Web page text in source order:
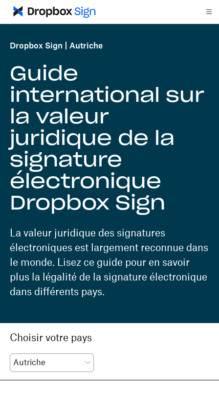
Dropbox Sign Autriche
Guide
international sur
la valeur
juridique de la
signature
électronique
Dropbox Sign
La valeur juridique des signatures
électroniques est largement reconnue dans
le monde. Lisez ce guide pour en savoir
plus la légalité de la signature électronique
dans différents pays.
Choisir votre pays